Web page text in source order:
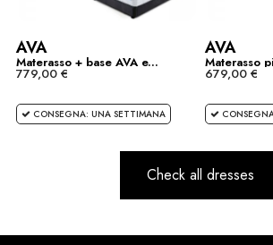
AVA
Materasso + base AVA e...
779,00 €
CONSEGNA: UNA SETTIMANA
AVA
Materasso
679,00 €
Check all dresses